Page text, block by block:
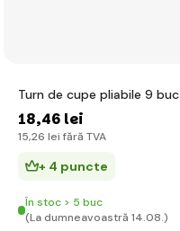
Turn de cupe pliabile 9 buc
18,46 lei
15,26 lei fără TVA
+ 4 puncte
În stoc > 5 buc
(La dumneavoastră 14.08.)